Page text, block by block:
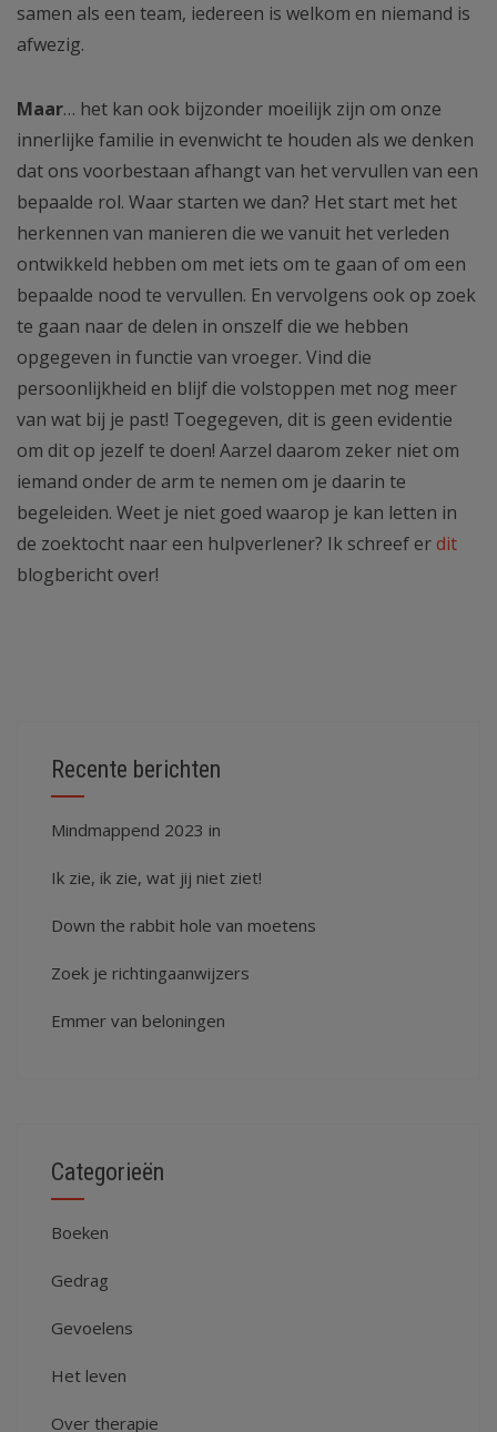
samen als een team, iedereen is welkom en niemand is
afwezig.
Maar… het kan ook bijzonder moeilijk zijn om onze
innerlijke familie in evenwicht te houden als we denken
dat ons voorbestaan afhangt van het vervullen van een
bepaalde rol. Waar starten we dan? Het start met het
herkennen van manieren die we vanuit het verleden
ontwikkeld hebben om met iets om te gaan of om een
bepaalde nood te vervullen. En vervolgens ook op zoek
te gaan naar de delen in onszelf die we hebben
opgegeven in functie van vroeger. Vind die
persoonlijkheid en blijf die volstoppen met nog meer
van wat bij je past! Toegegeven, dit is geen evidentie
om dit op jezelf te doen! Aarzel daarom zeker niet om
iemand onder de arm te nemen om je daarin te
begeleiden. Weet je niet goed waarop je kan letten in
de zoektocht naar een hulpverlener? Ik schreef erdit
blogbericht over!
Recente berichten
Mindmappend 2023 in
Ik zie, ik zie, wat jij niet ziet!
Down the rabbit hole van moetens
Zoek je richtingaanwijzers
Emmer van beloningen
Categorieën
Boeken
Gedrag
Gevoelens
Het leven
Over therapie